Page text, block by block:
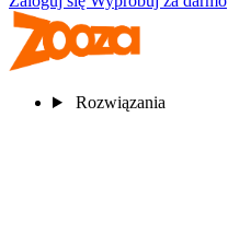
Rozwiązania